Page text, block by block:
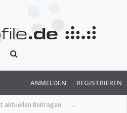
aktuellen Beiträgen ...
ANMELDEN REGISTRIEREN